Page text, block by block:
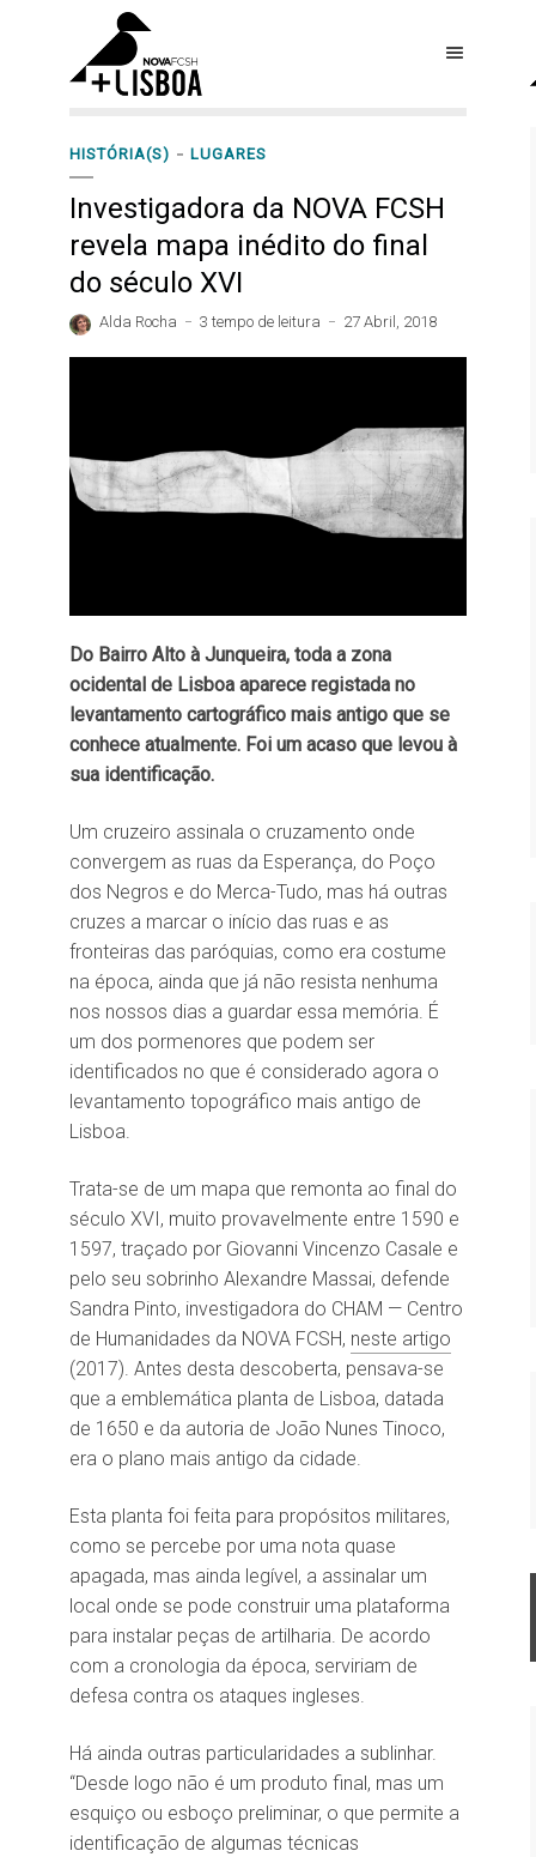
HISTÓRIA(S) LUGARES
Investigadora da NOVA FCSH
revela mapa inédito do final
do século XVI
Alda Rocha 3 tempo de leitura 27 Abril, 2018
Do Bairro Alto à Junqueira, toda a zona
ocidental de Lisboa aparece registada no
levantamento cartográfico mais antigo que se
conhece atualmente. Foi um acaso que levou à
sua identificação.
Um cruzeiro assinala o cruzamento onde
convergem as ruas da Esperança, do Poço
dos Negros e do Merca-Tudo, mas há outras
cruzes a marcar o início das ruas e as
fronteiras das paróquias, como era costume
na época, ainda que já não resista nenhuma
nos nossos dias a guardar essa memória. É
um dos pormenores que podem ser
identificados no que é considerado agora o
levantamento topográfico mais antigo de
Lisboa.
Trata-se de um mapa que remonta ao final do
século XVI, muito provavelmente entre 1590 e
1597, traçado por Giovanni Vincenzo Casale e
pelo seu sobrinho Alexandre Massai, defende
Sandra Pinto, investigadora do CHAM — Centro
de Humanidades da NOVA FCSH, neste artigo
(2017). Antes desta descoberta, pensava-se
que a emblemática planta de Lisboa, datada
de 1650 e da autoria de João Nunes Tinoco,
era o plano mais antigo da cidade.
Esta planta foi feita para propósitos militares,
como se percebe por uma nota quase
apagada, mas ainda legível, a assinalar um
local onde se pode construir uma plataforma
para instalar peças de artilharia. De acordo
com a cronologia da época, serviriam de
defesa contra os ataques ingleses.
Há ainda outras particularidades a sublinhar.
“Desde logo não é um produto final, mas um
esquiço ou esboço preliminar, o que permite a
identificação de algumas técnicas